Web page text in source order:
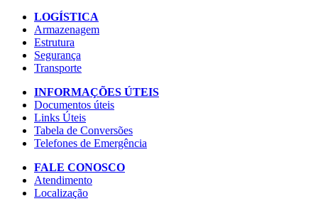
LOGÍSTICA
Armazenagem
Estrutura
Segurança
Transporte
INFORMAÇÕES ÚTEIS
Documentos úteis
Links Úteis
Tabela de Conversões
Telefones de Emergência
FALE CONOSCO
Atendimento
Localização